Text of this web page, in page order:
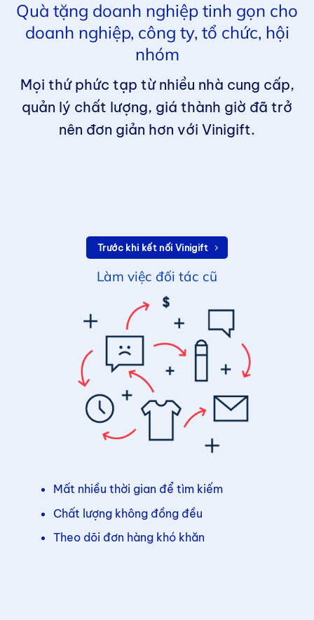
Quà tặng doanh nghiệp tinh gọn cho
doanh nghiệp, công ty, tổ chức, hội
nhóm
Mọi thứ phức tạp từ nhiều nhà cung cấp,
quản lý chất lượng, giá thành giờ đã trở
nên đơn giản hơn với Vinigift.
Trước khi kết nối Vinigift
Làm việc đối tác cũ
Mất nhiều thời gian để tìm kiếm
Chất lượng không đồng đều
Theo dõi đơn hàng khó khăn